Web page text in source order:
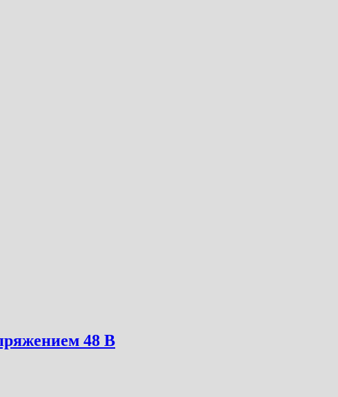
48 В